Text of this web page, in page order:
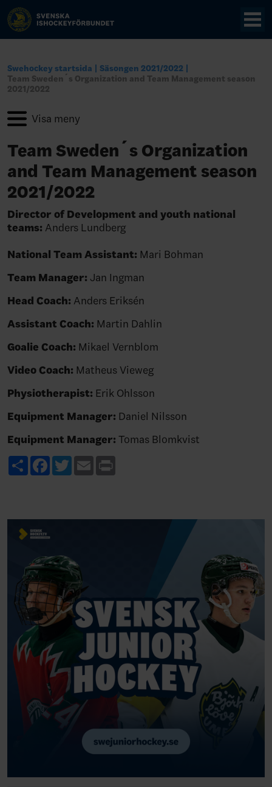
Swehockey startsida
Säsongen 2021/2022
Team Sweden´s Organization and Team Management season
2021/2022
Team Sweden´s Organization
and Team Management season
2021/2022
Director of Development and youth national
teams: Anders Lundberg
National Team Assistant: Mari Bohman
Team Manager: Jan Ingman
Head Coach: Anders Eriksén
Assistant Coach: Martin Dahlin
Goalie Coach: Mikael Vernblom
Video Coach: Matheus Vieweg
Physiotherapist: Erik Ohlsson
Equipment Manager: Daniel Nilsson
Equipment Manager: Tomas Blomkvist
ShareFacebook
TwitterEmail